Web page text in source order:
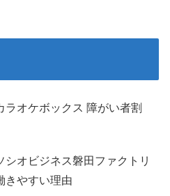
オケボックス 障がい者割
オビジネス磐田ファクトリ
きやすい理由